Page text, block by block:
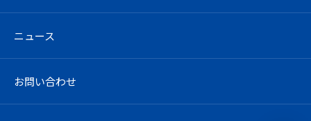
ニュース
お問い合わせ